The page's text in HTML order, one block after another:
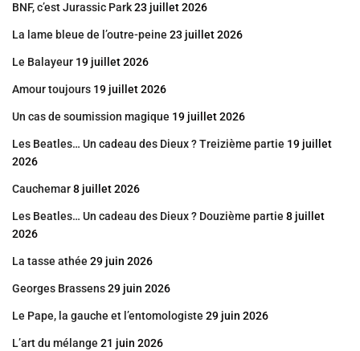
BNF, c’est Jurassic Park23 juillet 2026
La lame bleue de l’outre-peine 23 juillet 2026
Le Balayeur 19 juillet 2026
Amour toujours 19 juillet 2026
Un cas de soumission magique 19 juillet 2026
Les Beatles… Un cadeau des Dieux ? Treizième partie 19 juillet
2026
Cauchemar8 juillet 2026
Les Beatles… Un cadeau des Dieux ? Douzième partie 8 juillet
2026
La tasse athée 29 juin 2026
Georges Brassens29 juin 2026
Le Pape, la gauche et l’entomologiste 29 juin 2026
L’art du mélange 21 juin 2026